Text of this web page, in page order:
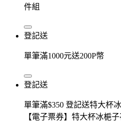
件組
登記送
單筆滿1000元送200P幣
登記送
單筆滿$350 登記送特大杯
【電子票券】特大杯冰梔